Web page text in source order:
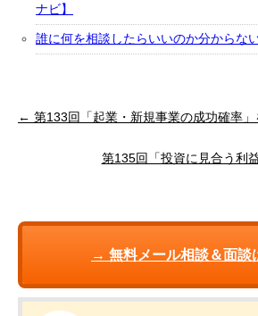
ナビ】
誰に何を相談したらいいのか分からな
← 第133回「起業・新規事業の成功確率」
第135回「投資に見合う利
→ 無料メール相談＆面談